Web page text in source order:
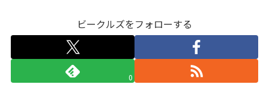
ビークルズをフォローする
0